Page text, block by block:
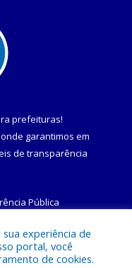
prefeituras!
garantimos em
de transparência
Pública
experiência de
portal, você
de cookies.